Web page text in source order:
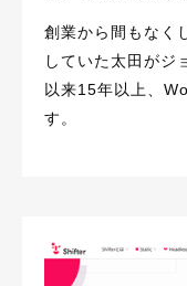
創業から間もなく
していた太田がジ
以来15年以上、
す。